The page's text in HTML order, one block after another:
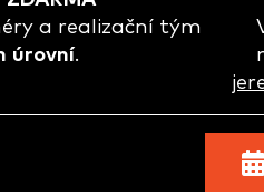
a realizační tým
úrovní.